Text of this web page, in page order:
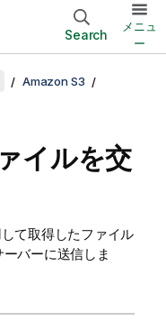
Search
メニュ
ー
Amazon S3
イルを交
て取得したファイル
バーに送信しま